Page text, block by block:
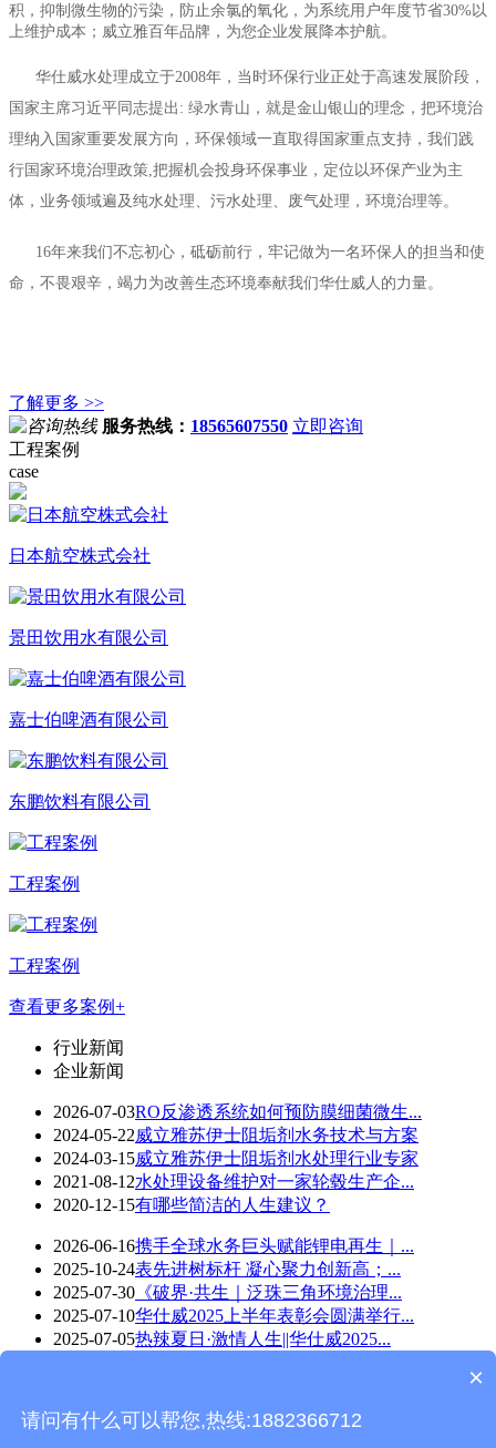
积，抑制微生物的污染，防止余氯的氧化，为系统用户年度节省30%以
上维护成本；威立雅百年品牌，为您企业发展降本护航。
华仕威水处理成立于2008年，当时环保行业正处于高速发展阶段，
国家主席习近平同志提出: 绿水青山，就是金山银山的理念，把环境治
理纳入国家重要发展方向，环保领域一直取得国家重点支持，我们践
行国家环境治理政策,把握机会投身环保事业，定位以环保产业为主
体，业务领域遍及纯水处理、污水处理、废气处理，环境治理等。
16年来我们不忘初心，砥砺前行，牢记做为一名环保人的担当和使
命，不畏艰辛，竭力为改善生态环境奉献我们华仕威人的力量。
了解更多 >>
服务热线： 18565607550 立即咨询
工程案例
case
日本航空株式会社
景田饮用水有限公司
嘉士伯啤酒有限公司
东鹏饮料有限公司
工程案例
工程案例
查看更多案例+
行业新闻
企业新闻
2026-07-03RO反渗透系统如何预防膜细菌微生...
2024-05-22威立雅苏伊士阻垢剂水务技术与方案
2024-03-15威立雅苏伊士阻垢剂水处理行业专家
2021-08-12水处理设备维护对一家轮毂生产企...
2020-12-15有哪些简洁的人生建议？
2026-06-16携手全球水务巨头赋能锂电再生｜...
2025-10-24表先进树标杆 凝心聚力创新高；...
2025-07-30 《破界·共生｜泛珠三角环境治理...
2025-07-10华仕威2025上半年表彰会圆满举行...
2025-07-05热辣夏日·激情人生||华仕威2025...
×
请问有什么可以帮您,热线:1882366712